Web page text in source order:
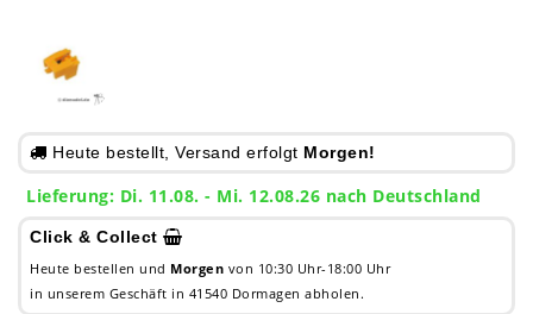
Heute bestellt, Versand erfolgt Morgen!
Lieferung: Di. 11.08. - Mi. 12.08.26 nach Deutschland
Click & Collect
Heute bestellen und Morgen von 10:30 Uhr-18:00 Uhr
in unserem Geschäft in 41540 Dormagen abholen.